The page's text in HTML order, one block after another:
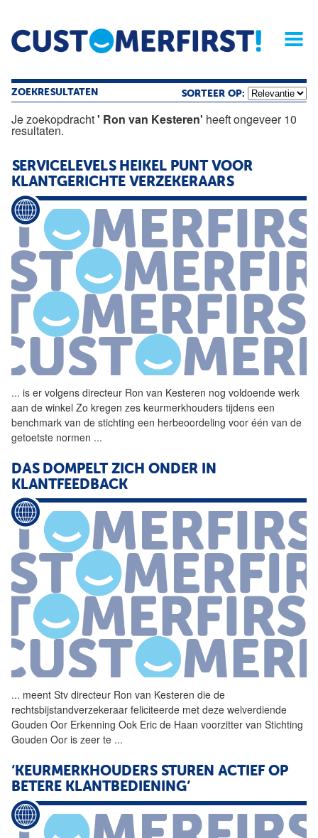
Home Opinie Archief
Magazine
ZOEKRESULTATEN SORTEER OP:
Je zoekopdracht' Ron van Kesteren' heeft ongeveer 10
resultaten.
SERVICELEVELS HEIKEL PUNT VOOR
KLANTGERICHTE VERZEKERAARS
... is er volgens directeur Ron van Kesteren nog voldoende werk
aan de winkel Zo kregen zes keurmerkhouders tijdens een
benchmark van de stichting een herbeoordeling voor één van de
getoetste normen ...
DAS DOMPELT ZICH ONDER IN
KLANTFEEDBACK
... meent Stv directeur Ron van Kesteren die de
rechtsbijstandverzekeraar feliciteerde met deze welverdiende
Gouden Oor Erkenning Ook Eric de Haan voorzitter van Stichting
Gouden Oor is zeer te ...
‘KEURMERKHOUDERS STUREN ACTIEF OP
BETERE KLANTBEDIENING’